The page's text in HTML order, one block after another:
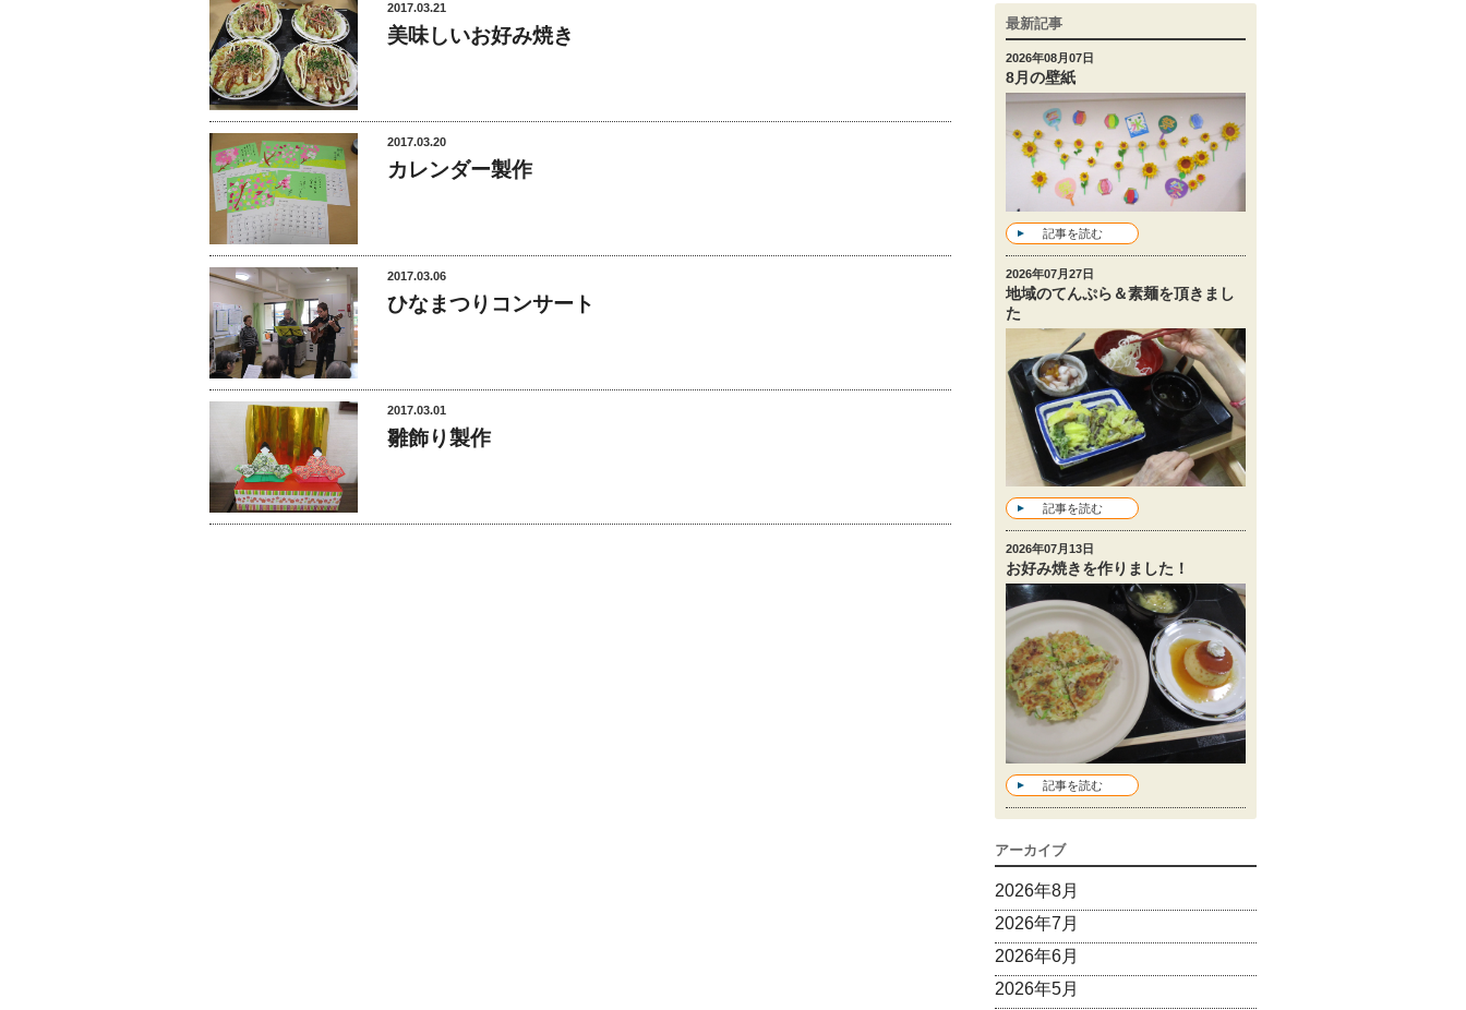
2017.03.21
美味しいお好み焼き
2017.03.20
カレンダー製作
2017.03.06
ひなまつりコンサート
2017.03.01
雛飾り製作
最新記事
2026年08月07日
8月の壁紙
記事を読む
2026年07月27日
地域のてんぷら＆素麺を頂きまし
た
記事を読む
2026年07月13日
お好み焼きを作りました！
記事を読む
アーカイブ
2026年8月
2026年7月
2026年6月
2026年5月